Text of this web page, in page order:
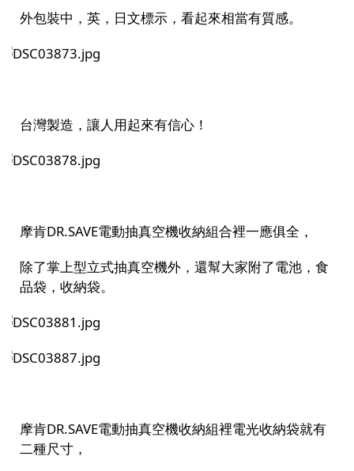
外包裝中，英，日文標示，看起來相當有質感。
台灣製造，讓人用起來有信心！
摩肯DR.SAVE電動抽真空機收納組合裡一應俱全，
除了掌上型立式抽真空機外，還幫大家附了電池，食
品袋，收納袋。
摩肯DR.SAVE電動抽真空機收納組裡電光收納袋就有
二種尺寸，